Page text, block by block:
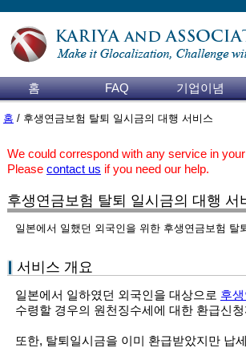
홈 FAQ 기업이념
홈 / 후생연금보험 탈퇴 일시금의 대행 서비스
We could correspond with any service in
Please contact us if you need our help.
후생연금보험 탈퇴 일시금의 대행 서
일본에서 일했던 외국인을 위한 후생연금보험 탈
서비스 개요
일본에서 일하였던 외국인을 대상으로 후
수령할 경우의 원천징수세에 대한 환급신
또한, 탈퇴일시금을 이미 환급받았지만 납